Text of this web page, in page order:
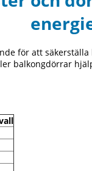
för att
balkongdörrar